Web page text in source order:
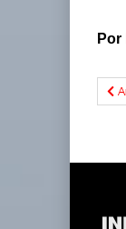
Por